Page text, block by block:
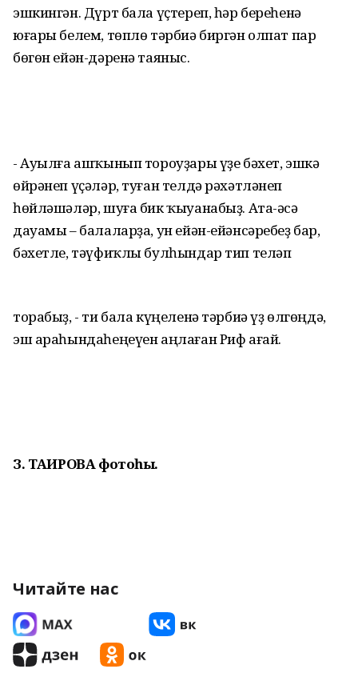
эшкингән. Дүрт бала үҫтереп, һәр береһенә
юғары белем, төплө тәрбиә биргән олпат пар
бөгөн ейән-дәренә таяныс.
- Ауылға ашҡынып тороуҙары үҙе бәхет, эшкә
өйрәнеп үҫәләр, туған телдә рәхәтләнеп
һөйләшәләр, шуға бик ҡыуанабыҙ. Ата-әсә
дауамы – балаларҙа, ун ейән-ейәнсәребеҙ бар,
бәхетле, тәүфиҡлы булһындар тип теләп
торабыҙ, - ти бала күңеленә тәрбиә үҙ өлгөңдә,
эш араһындаһеңеүен аңлаған Риф ағай.
З. ТАҺИРОВАфотоһы.
Читайте нас